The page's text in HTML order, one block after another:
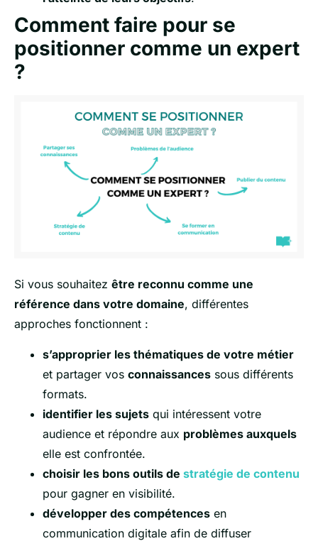
Comment faire pour se
positionner comme un expert
?
Si vous souhaitez être reconnu comme une
référence dans votre domaine, différentes
approches fonctionnent :
s’approprier les thématiques de votre métier
et partager vos connaissances sous différents
formats.
identifier les sujets qui intéressent votre
audience et répondre aux problèmes auxquels
elle est confrontée.
choisir les bons outils de stratégie de contenu
pour gagner en visibilité.
développer des compétences en
communication digitale afin de diffuser